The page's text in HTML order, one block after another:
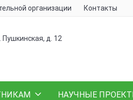
организации Контакты
д. 12
НАУЧНЫЕ